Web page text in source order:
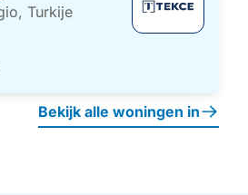
Turkije
Bekijk alle woningen in